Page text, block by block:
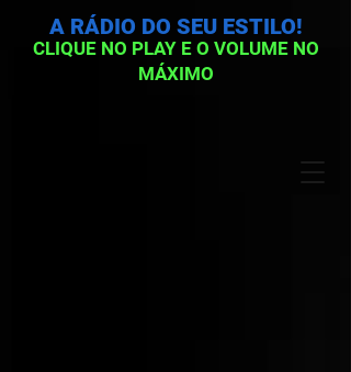
CLIQUE NO PLAY E O VOLUME NO
MÁXIMO
A RÁDIO DO SEU ESTILO!